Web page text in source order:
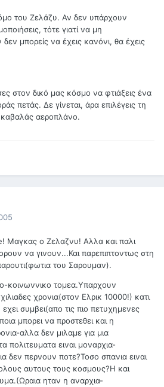
του Ζελάζυ. Αν δεν υπάρχουν
τότε γιατί να μη
μπορείς να έχεις κανόνι, θα έχεις
στον δικό μας κόσμο να φτιάξεις ένα
πετάς. Δε γίνεται, άρα επιλέγεις τη
αεροπλάνο.
Μαγκας ο Ζελαζνυ! Αλλα και παλι
να γινουν...Και παρεπιπτοντως στη
του Σαρουμαν).
κοινωννικο τομεα.Υπαρχουν
χρονια(στον Ελρικ 10000!) κατι
συμβει(απο τις πιο πετυχημενες
μπορει να προστεθει και η
αλλα δεν μιλαμε για μια
πολιτευματα ειναι μοναρχια-
δεν περνουν ποτε?Τοσο σπανια ειναι
αυτους τους κοσμους?Η και
ηταν η αναρχια-